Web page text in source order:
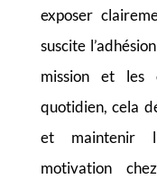
exposer
suscite
mission et les
quotidien, cela
et maintenir
motivation